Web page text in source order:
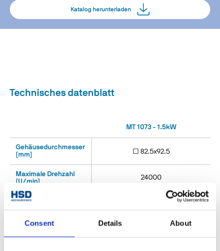
Consent Details About
Katalog herunterladen
Technisches datenblatt
MT 1073 - 1.5kW
Gehäusedurchmesser
[mm]
□ 82.5x92.5
Maximale Drehzahl
[U/min]
24000
Drehmoment S1/S6
Leistung S1/S6 (40%)
[Nm]